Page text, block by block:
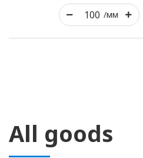
/мм
All goods